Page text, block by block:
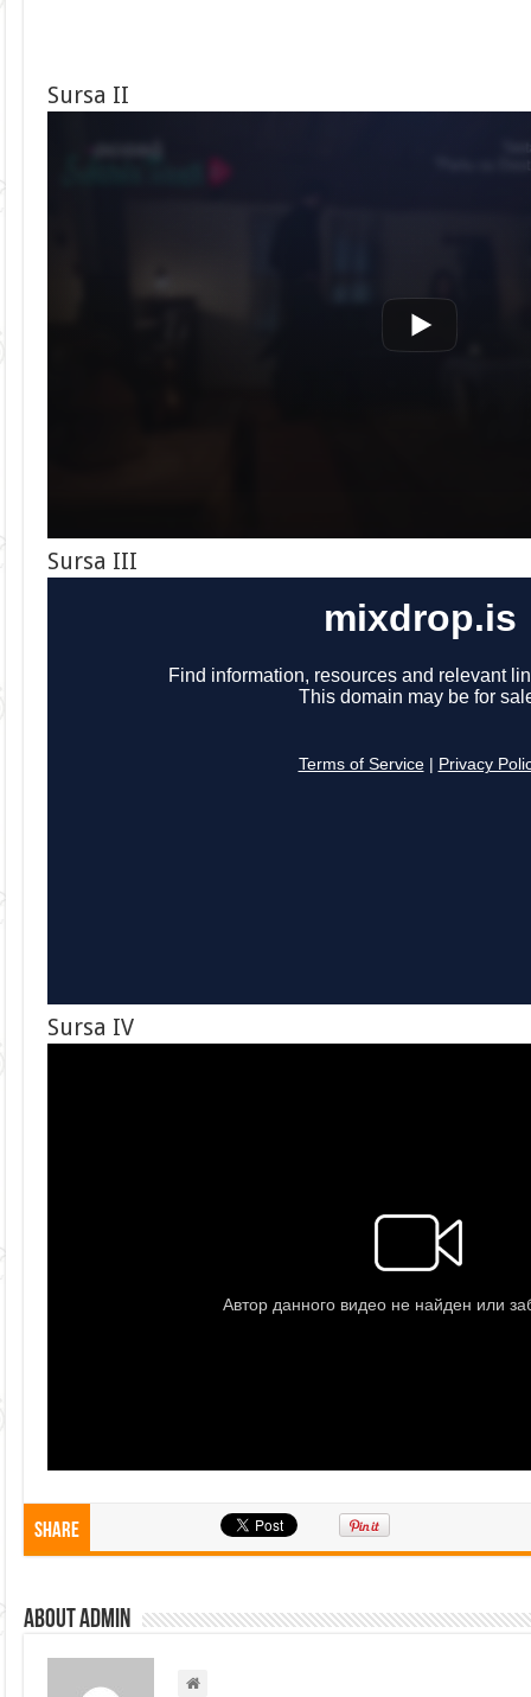
Sursa II
Sursa III
Sursa IV
Share
About admin